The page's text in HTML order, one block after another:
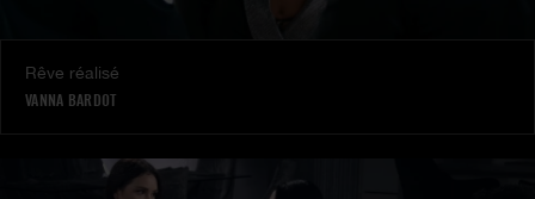
Rêve réalisé
VANNA BARDOT